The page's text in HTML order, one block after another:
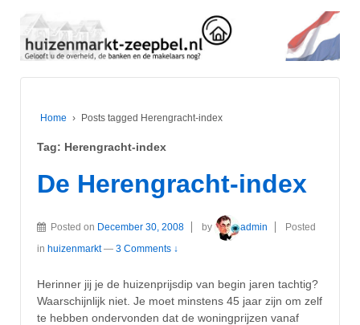
Home › Posts tagged Herengracht-index
Tag: Herengracht-index
De Herengracht-index
Posted on December 30, 2008 by admin
Posted
in huizenmarkt — 3 Comments ↓
Herinner jij je de huizenprijsdip van begin jaren tachtig?
Waarschijnlijk niet. Je moet minstens 45 jaar zijn om zelf
te hebben ondervonden dat de woningprijzen vanaf